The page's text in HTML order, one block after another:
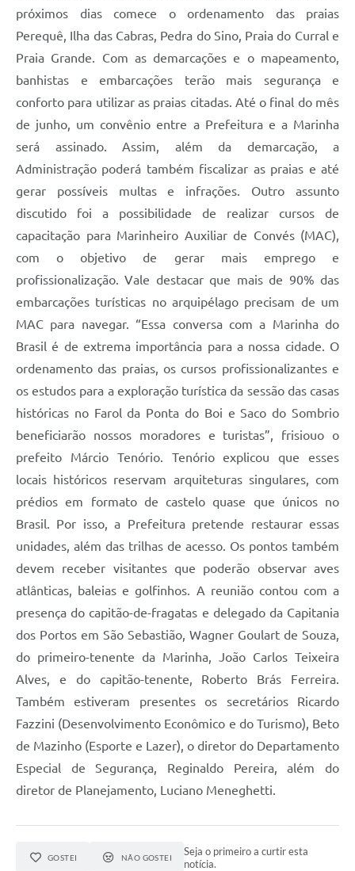
próximos dias comece o ordenamento das praias
Perequê, Ilha das Cabras, Pedra do Sino, Praia do Curral e
Praia Grande. Com as demarcações e o mapeamento,
banhistas e embarcações terão mais segurança e
conforto para utilizar as praias citadas. Até o final do mês
de junho, um convênio entre a Prefeitura e a Marinha
será assinado. Assim, além da demarcação, a
Administração poderá também fiscalizar as praias e até
gerar possíveis multas e infrações. Outro assunto
discutido foi a possibilidade de realizar cursos de
capacitação para Marinheiro Auxiliar de Convés (MAC),
com o objetivo de gerar mais emprego e
profissionalização. Vale destacar que mais de 90% das
embarcações turísticas no arquipélago precisam de um
MAC para navegar. “Essa conversa com a Marinha do
Brasil é de extrema importância para a nossa cidade. O
ordenamento das praias, os cursos profissionalizantes e
os estudos para a exploração turística da sessão das casas
históricas no Farol da Ponta do Boi e Saco do Sombrio
beneficiarão nossos moradores e turistas”, frisiouo o
prefeito Márcio Tenório. Tenório explicou que esses
locais históricos reservam arquiteturas singulares, com
prédios em formato de castelo quase que únicos no
Brasil. Por isso, a Prefeitura pretende restaurar essas
unidades, além das trilhas de acesso. Os pontos também
devem receber visitantes que poderão observar aves
atlânticas, baleias e golfinhos. A reunião contou com a
presença do capitão-de-fragatas e delegado da Capitania
dos Portos em São Sebastião, Wagner Goulart de Souza,
do primeiro-tenente da Marinha, João Carlos Teixeira
Alves, e do capitão-tenente, Roberto Brás Ferreira.
Também estiveram presentes os secretários Ricardo
Fazzini (Desenvolvimento Econômico e do Turismo), Beto
de Mazinho (Esporte e Lazer), o diretor do Departamento
Especial de Segurança, Reginaldo Pereira, além do
diretor de Planejamento, Luciano Meneghetti.
GOSTEI NÃO GOSTEI
Seja o primeiro a curtir esta
notícia.